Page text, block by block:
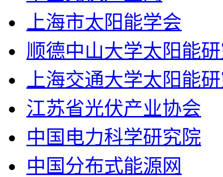
上海市太阳能学会
顺德中山大学太阳能
上海交通大学太阳能
江苏省光伏产业协会
中国电力科学研究院
中国分布式能源网